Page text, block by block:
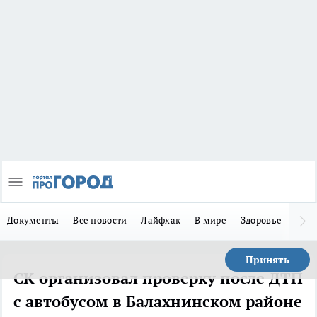
Документы Все новости Лайфхак В мире Здоровье
Принять
СК организовал проверку после ДТП
с автобусом в Балахнинском районе